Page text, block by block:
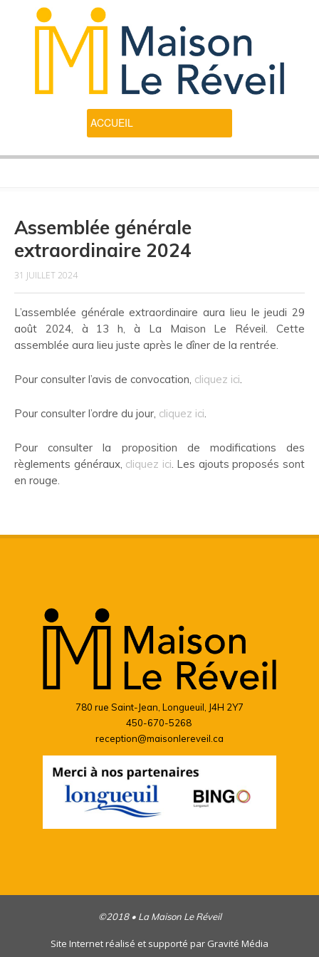
Assemblée générale
extraordinaire 2024
31 JUILLET 2024
L’assemblée générale extraordinaire aura lieu le jeudi 29
août 2024, à 13 h, à La Maison Le Réveil. Cette
assemblée aura lieu juste après le dîner de la rentrée.
Pour consulter l’avis de convocation, cliquez ici.
Pour consulter l’ordre du jour, cliquez ici.
Pour consulter la proposition de modifications des
règlements généraux, cliquez ici. Les ajouts proposés sont
en rouge.
780 rue Saint-Jean, Longueuil, J4H 2Y7
450-670-5268
reception@maisonlereveil.ca
©2018 • La Maison Le Réveil
Site Internet réalisé et supporté par Gravité Média